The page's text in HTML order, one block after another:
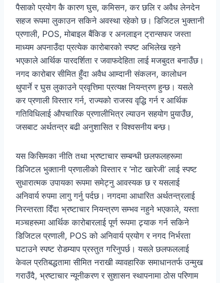
पैसाको प्रयोग कै कारण घुस, कमिसन, कर छलि र अवैध लेनदेन
सहज रूपमा लुकाउन सकिने अवस्था रहेको छ। डिजिटल भुक्तानी
प्रणाली, POS, मोबाइल बैंकिङ र अनलाइन ट्रान्सफर जस्ता
माध्यम अपनाउँदा प्रत्येक कारोबारको स्पष्ट अभिलेख रहने
भएकाले आर्थिक पारदर्शिता र जवाफदेहिता लाई मजबुदत बनाउँछ।
नगद कारोबार सीमित हुँदा अवैध आम्दानी संकलन, कालोधन
थुपार्ने र घुस लुकाउने प्रवृत्तिमा प्रत्यक्ष नियन्त्रण हुन्छ। यसले
कर प्रणाली विस्तार गर्न, राज्यको राजस्व वृद्धि गर्न र आर्थिक
गतिविधिलाई औपचारिक प्रणालीभित्र ल्याउन सहयोग पुर्‍याउँछ,
जसबाट अर्थतन्त्र बढी अनुशासित र विश्वसनीय बन्छ।
यस किसिमका नीति तथा भ्रष्टाचार सम्बन्धी छलफलहरूमा
डिजिटल भुक्तानी प्रणालीको विस्तार र ‘नोट खारेजी’ लाई स्पष्ट
सुधारात्मक उपायका रूपमा समेट्नु आवस्यक छ र यसलाई
अनिवार्य रुपमा लागु गर्नु पर्दछ। नगदमा आधारित अर्थतन्त्रलाई
निरन्तरता दिँदा भ्रष्टाचार नियन्त्रण सम्भव नहुने भएकाले, यस्ता
मञ्चहरूमा आर्थिक कारोबारलाई पूर्ण रूपमा ट्र्याक गर्न सकिने
डिजिटल प्रणाली, POS को अनिवार्य प्रयोग र नगद निर्भरता
घटाउने स्पष्ट रोडम्याप प्रस्तुत गरिनुपर्छ। यसले छलफललाई
केवल प्रतिबद्धतामा सीमित नराखी व्यावहारिक समाधानतर्फ उन्मुख
गराउँदै, भ्रष्टाचार न्यूनीकरण र सुशासन स्थापनामा ठोस परिणाम